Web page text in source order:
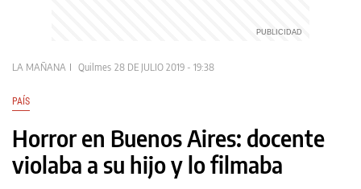
LA MAÑANA Quilmes 28 DE JULIO 2019 - 19:38
PAÍS
Horror en Buenos Aires: docente
violaba a su hijo y lo filmaba